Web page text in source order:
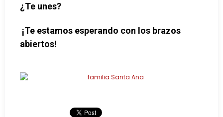
¿Te unes?
¡Te estamos esperando con los brazos
abiertos!